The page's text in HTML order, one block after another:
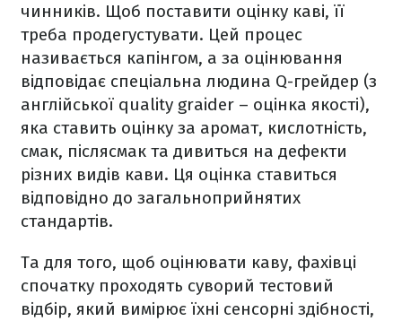
чинників. Щоб поставити оцінку каві, її
треба продегустувати. Цей процес
називається капінгом, а за оцінювання
відповідає спеціальна людина Q-грейдер (з
англійської quality graider – оцінка якості),
яка ставить оцінку за аромат, кислотність,
смак, післясмак та дивиться на дефекти
різних видів кави. Ця оцінка ставиться
відповідно до загальноприйнятих
стандартів.
Та для того, щоб оцінювати каву, фахівці
спочатку проходять суворий тестовий
відбір, який вимірює їхні сенсорні здібності,